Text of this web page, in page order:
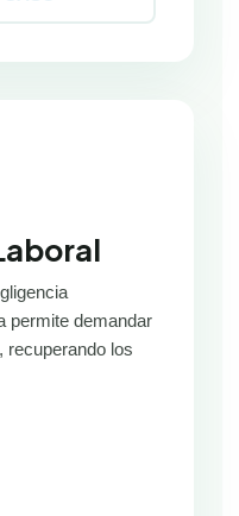
permite demandar
recuperando los